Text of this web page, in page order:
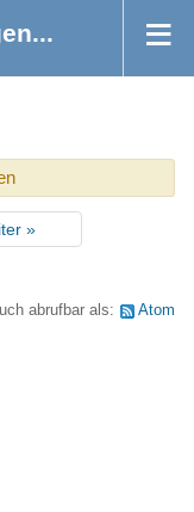
»
abrufbar als: Atom